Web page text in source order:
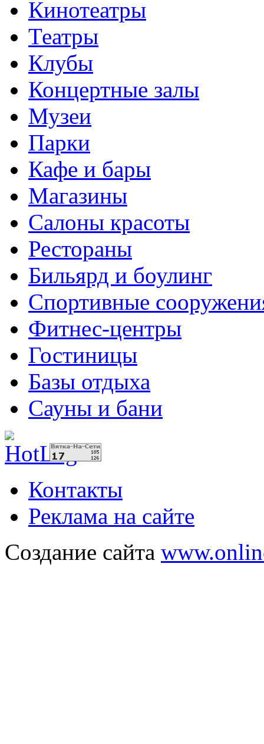
Кинотеатры
Театры
Клубы
Концертные залы
Музеи
Парки
Кафе и бары
Магазины
Салоны красоты
Рестораны
Бильярд и боулинг
Спортивные
Фитнес-центры
Гостиницы
Базы отдыха
Сауны и бани
Контакты
Реклама на сайте
Создание сайта